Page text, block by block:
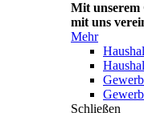
Mit unserem
mit uns
Mehr
Schließen